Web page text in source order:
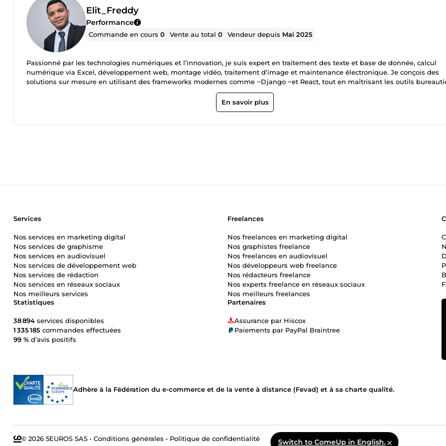
Elit_Freddy
Performance
Commande en cours0 Vente au total0 Vendeur depuis Mai 2025
Passionné par les technologies numériques et l’innovation, je suis expert en traitement des texte et base de donnée, calcul
numérique via Excel, développement web, montage vidéo, traitement d’image et maintenance électronique. Je conçois des
solutions sur mesure en utilisant des frameworks modernes comme ~Django ~et React, tout en maîtrisant les outils
et les langages comme Python, ~JavaScript ~et Java. *Mon profil polyvalent me permet d’intervenir aussi bien sur des projets
logiciels que sur des tâches techniques comme la réparation de matériel informatique ou l’intégration Arduino. Rigoureux et
créatif, je m’adapte aux besoins de mes clients pour livrer des résultats fiables, esthétiques et fonctionnels *
En savoir plus
Switch to ComeUp in English.
Partenaires
Assurance par Hiscox
Paiements par PayPal Braintree
Statistiques
38 894 services disponibles
1 335 185 commandes effectuées
99 % d’avis positifs
Services
Nos services en marketing digital
Nos services de graphisme
Nos services en audiovisuel
Nos services de développement web
Nos services de rédaction
Nos services en réseaux sociaux
Nos meilleurs services
Freelances
Nos freelances en marketing digital
Nos graphistes freelance
Nos freelances en audiovisuel
Nos développeurs web freelance
Nos rédacteurs freelance
Nos experts freelance en réseaux sociaux
Nos meilleurs freelances
Adhère à la Fédération du e-commerce et de la vente à distance (Fevad) et à sa charte qualité.
© 2026 5EUROS SAS • Conditions générales • Politique de confidentialité